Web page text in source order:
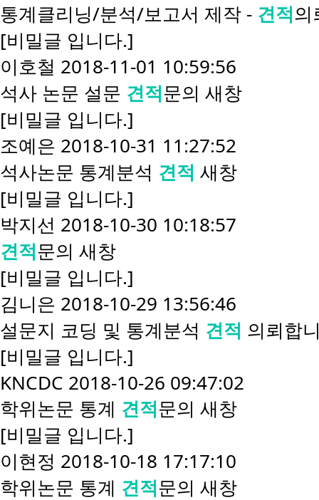
통계클리닝/분석/보고서 제작 - 견적의
[비밀글 입니다.]
이호철 2018-11-01 10:59:56
석사 논문 설문 견적문의 새창
[비밀글 입니다.]
조예은 2018-10-31 11:27:52
석사논문 통계분석 견적 새창
[비밀글 입니다.]
박지선 2018-10-30 10:18:57
견적문의 새창
[비밀글 입니다.]
김니은 2018-10-29 13:56:46
설문지 코딩 및 통계분석 견적 의뢰합
[비밀글 입니다.]
KNCDC 2018-10-26 09:47:02
학위논문 통계 견적문의 새창
[비밀글 입니다.]
이현정 2018-10-18 17:17:10
학위논문 통계 견적문의 새창